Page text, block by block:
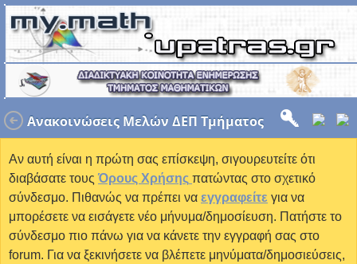
Ανακοινώσεις Μελών ΔΕΠ Τμήματος
Αν αυτή είναι η πρώτη σας επίσκεψη, σιγουρευτείτε ότι
διαβάσατε τους Όρους Χρήσης πατώντας στο σχετικό
σύνδεσμο. Πιθανώς να πρέπει να εγγραφείτε για να
μπορέσετε να εισάγετε νέο μήνυμα/δημοσίευση. Πατήστε το
σύνδεσμο πιο πάνω για να κάνετε την εγγραφή σας στο
forum. Για να ξεκινήσετε να βλέπετε μηνύματα/δημοσιεύσεις,